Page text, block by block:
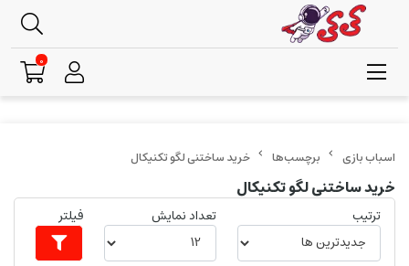
برچسب‌ها خرید ساختنی لگو تکنیکال
خرید ساختنی لگو تکنیکال
ترتیب تعداد نمایش فیلتر
0